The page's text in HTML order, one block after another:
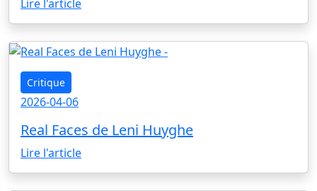
Lire l'article
Critique
2026-04-06
Real Faces de Leni Huyghe
Lire l'article